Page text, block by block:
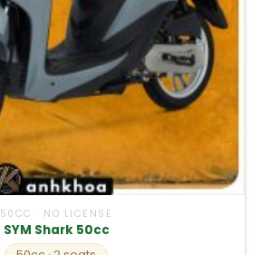
50CC · NO LICENSE
SYM Shark 50cc